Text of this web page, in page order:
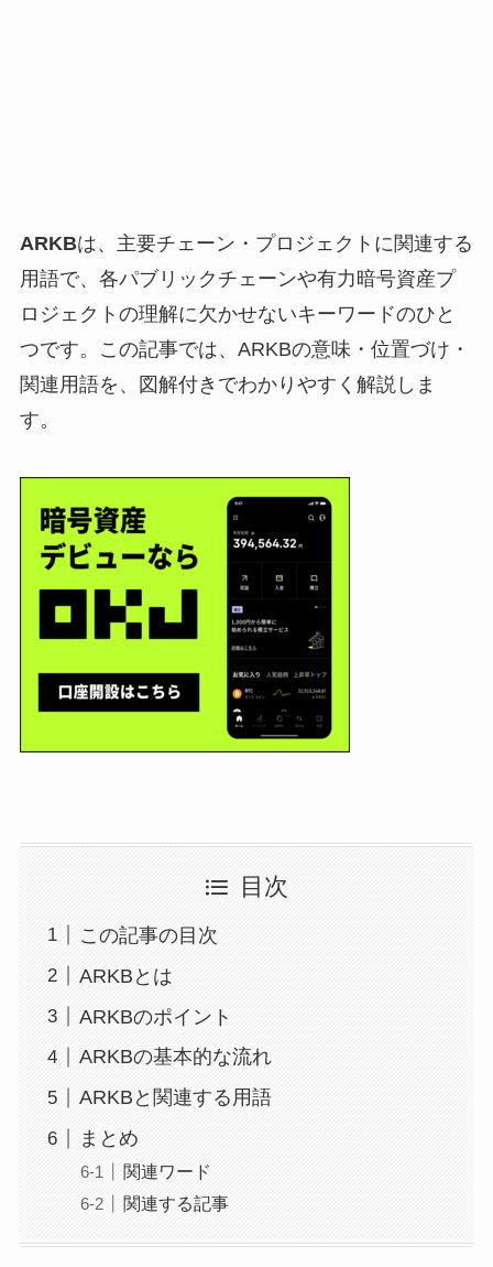
ARKBは、主要チェーン・プロジェクトに関連する
用語で、各パブリックチェーンや有力暗号資産プ
ロジェクトの理解に欠かせないキーワードのひと
つです。この記事では、ARKBの意味・位置づけ・
関連用語を、図解付きでわかりやすく解説しま
す。
目次
この記事の目次
ARKBとは
ARKBのポイント
ARKBの基本的な流れ
ARKBと関連する用語
まとめ
関連ワード
関連する記事